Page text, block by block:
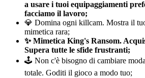
a usare i tuoi equipaggiamenti
facciamo il lavoro;
💎 Domina ogni killcam. Mostra il
mimetica rara;
✨ Mimetica King's Ransom.
Supera tutte le sfide frustranti;
🕹️ Non c'è bisogno di cambiare
totale. Goditi il gioco a modo tuo;